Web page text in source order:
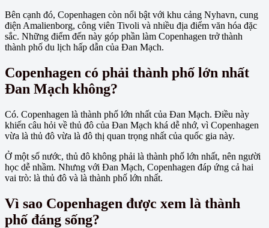
Bên cạnh đó, Copenhagen còn nổi bật với khu cảng Nyhavn, cung
điện Amalienborg, công viên Tivoli và nhiều địa điểm văn hóa đặc
sắc. Những điểm đến này góp phần làm Copenhagen trở thành
thành phố du lịch hấp dẫn của Đan Mạch.
Copenhagen có phải thành phố lớn nhất
Đan Mạch không?
Có. Copenhagen là thành phố lớn nhất của Đan Mạch. Điều này
khiến câu hỏi về thủ đô của Đan Mạch khá dễ nhớ, vì Copenhagen
vừa là thủ đô vừa là đô thị quan trọng nhất của quốc gia này.
Ở một số nước, thủ đô không phải là thành phố lớn nhất, nên người
học dễ nhầm. Nhưng với Đan Mạch, Copenhagen đáp ứng cả hai
vai trò: là thủ đô và là thành phố lớn nhất.
Vì sao Copenhagen được xem là thành
phố đáng sống?